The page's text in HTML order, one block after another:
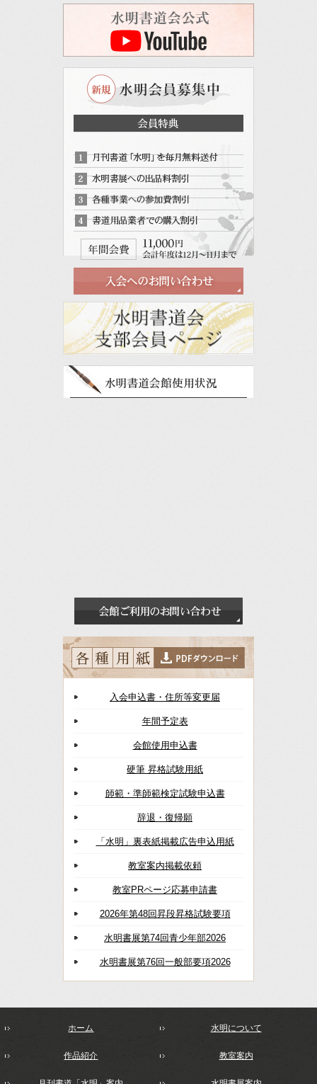
入会申込書・住所等変更届
年間予定表
会館使用申込書
硬筆 昇格試験用紙
師範・準師範検定試験申込書
辞退・復帰願
「水明」裏表紙掲載広告申込用紙
教室案内掲載依頼
教室PRページ応募申請書
2026年第48回昇段昇格試験要項
水明書展第74回青少年部2026
水明書展第76回一般部要項2026
ホーム 水明について
作品紹介 教室案内